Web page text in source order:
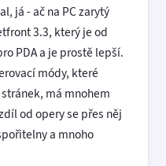
já - ač na PC zarytý
3.3, který je od
PDA a je prostě lepší.
módy, které
má mnohem
od opery se přes něj
a mnoho